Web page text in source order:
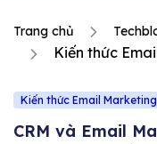
Trang chủ
Kiến thức
Kiến thức Email Marketing
CRM và Email